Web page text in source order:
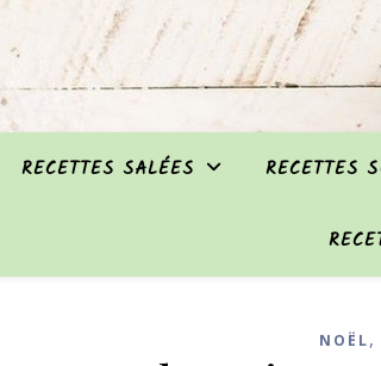
RECETTES SALÉES RECETTES
NOËL,